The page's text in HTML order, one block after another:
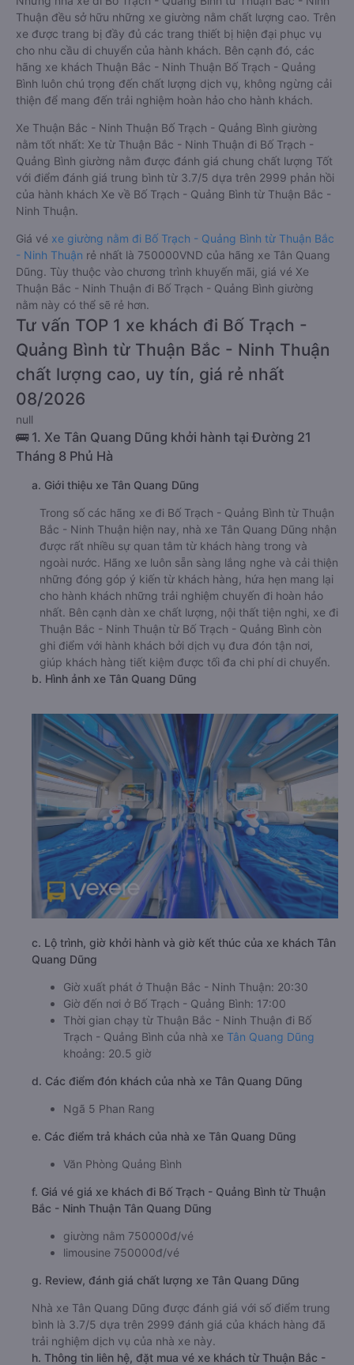
Thuận đều sở hữu những xe giường nằm chất lượng cao. Trên
xe được trang bị đầy đủ các trang thiết bị hiện đại phục vụ
cho nhu cầu di chuyển của hành khách. Bên cạnh đó, các
hãng xe khách Thuận Bắc - Ninh Thuận Bố Trạch - Quảng
Bình luôn chú trọng đến chất lượng dịch vụ, không ngừng cải
thiện để mang đến trải nghiệm hoàn hảo cho hành khách.
Xe Thuận Bắc - Ninh Thuận Bố Trạch - Quảng Bình giường
nằm tốt nhất: Xe từ Thuận Bắc - Ninh Thuận đi Bố Trạch -
Quảng Bình giường nằm được đánh giá chung chất lượng Tốt
với điểm đánh giá trung bình từ 3.7/5 dựa trên 2999 phản hồi
của hành khách Xe về Bố Trạch - Quảng Bình từ Thuận Bắc -
Ninh Thuận.
Giá vé xe giường nằm đi Bố Trạch - Quảng Bình từ Thuận Bắc
- Ninh Thuận rẻ nhất là 750000VND của hãng xe Tân Quang
Dũng. Tùy thuộc vào chương trình khuyến mãi, giá vé Xe
Thuận Bắc - Ninh Thuận đi Bố Trạch - Quảng Bình giường
nằm này có thể sẽ rẻ hơn.
Tư vấn TOP 1 xe khách đi Bố Trạch -
Quảng Bình từ Thuận Bắc - Ninh Thuận
chất lượng cao, uy tín, giá rẻ nhất
08/2026
null
🚌 1. Xe Tân Quang Dũng khởi hành tại Đường 21
Tháng 8 Phủ Hà
a. Giới thiệu xe Tân Quang Dũng
Trong số các hãng xe đi Bố Trạch - Quảng Bình từ Thuận
Bắc - Ninh Thuận hiện nay, nhà xe Tân Quang Dũng nhận
được rất nhiều sự quan tâm từ khách hàng trong và
ngoài nước. Hãng xe luôn sẵn sàng lắng nghe và cải thiện
những đóng góp ý kiến từ khách hàng, hứa hẹn mang lại
cho hành khách những trải nghiệm chuyến đi hoàn hảo
nhất. Bên cạnh dàn xe chất lượng, nội thất tiện nghi, xe đi
Thuận Bắc - Ninh Thuận từ Bố Trạch - Quảng Bình còn
ghi điểm với hành khách bởi dịch vụ đưa đón tận nơi,
giúp khách hàng tiết kiệm được tối đa chi phí di chuyển.
b. Hình ảnh xe Tân Quang Dũng
c. Lộ trình, giờ khởi hành và giờ kết thúc của xe khách Tân
Quang Dũng
Giờ xuất phát ở Thuận Bắc - Ninh Thuận: 20:30
Giờ đến nơi ở Bố Trạch - Quảng Bình: 17:00
Thời gian chạy từ Thuận Bắc - Ninh Thuận đi Bố
Trạch - Quảng Bình của nhà xe Tân Quang Dũng
khoảng: 20.5 giờ
d. Các điểm đón khách của nhà xe Tân Quang Dũng
Ngã 5 Phan Rang
e. Các điểm trả khách của nhà xe Tân Quang Dũng
Văn Phòng Quảng Bình
f. Giá vé giá xe khách đi Bố Trạch - Quảng Bình từ Thuận
Bắc - Ninh Thuận Tân Quang Dũng
giường nằm 750000đ/vé
limousine 750000đ/vé
g. Review, đánh giá chất lượng xe Tân Quang Dũng
Nhà xe Tân Quang Dũng được đánh giá với số điểm trung
bình là 3.7/5 dựa trên 2999 đánh giá của khách hàng đã
trải nghiệm dịch vụ của nhà xe này.
h. Thông tin liên hệ, đặt mua vé xe khách từ Thuận Bắc -